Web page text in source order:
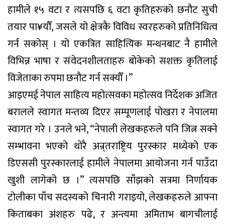
हामीले १५ वटा र त्यसपछि ६ वटा कृतिहरुको छनौट सुची
तयार पा¥यौँ, जसले यो क्षेत्रकै विविध स्वरहरुको प्रतिनिधित्व
गर्न सकोस् । यो एकत्रित साहित्यिक मन्थनबाट नै हामीले
विभिन्न भाषा र संवेदनशीलताहरु बोकेको सशक्त कृतिलाई
विजेताका रुपमा छनौट गर्न सक्यौँ ।”
आइएमई नेपाल साहित्य महोत्सवका महोत्सव निर्देशक अजित
बरालले स्वागत मन्तव्य दिएर सम्पूणलाई पोखरा र नेपालमा
स्वागत गरे । उनले भने, “नेपाली लेखकहरुले पनि जित्न सक्ने
सम्भावना भएको थोरै अन्र्तराष्ट्रिय पुरस्कार मध्येको एक
डिएससी पुरस्कारलाई हामीले नेपालमा आयोजना गर्न पाउँदा
खुशी लागेको छ ।” त्यसपछि साँझको सत्रमा निर्णायक
टोलीका पाँच सदस्यको चिनारी गराइयो, लेखकहरुले आफ्ना
किताबका अंशहरु पढे, र अन्त्यमा अमिताभ बागचीलाई